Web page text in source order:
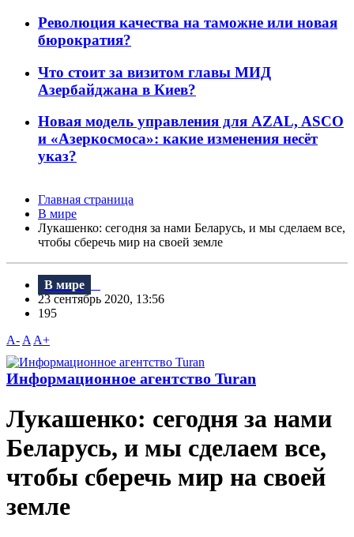
Революция качества на таможне или новая
бюрократия?
Что стоит за визитом главы МИД
Азербайджана в Киев?
Новая модель управления для AZAL, ASCO
и «Азеркосмоса»: какие изменения несёт
указ?
Главная страница
В мире
Лукашенко: сегодня за нами Беларусь, и мы сделаем все,
чтобы сберечь мир на своей земле
В мире
23 сентябрь 2020, 13:56
195
A- A A+
Информационное агентство Turan
Лукашенко: сегодня за нами
Беларусь, и мы сделаем все,
чтобы сберечь мир на своей
земле